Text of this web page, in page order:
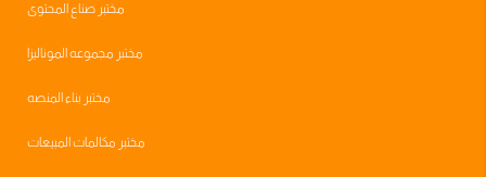
مختبر صناع المحتوى
مختبر مجموعه الموناليزا
مختبر بناء المنصه
مختبر مكالمات المبيعات